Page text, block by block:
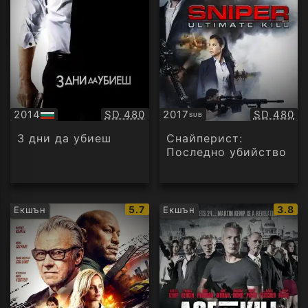
2014
БГ
аудио
Качество:
SD 480
3 дни да убиеш
2017SUB
Субтитри SD 480
Снайперист:
Последно убийство
Екшън
IMDb
рейтинг:
5.7 Екшън
IMDb
3.8